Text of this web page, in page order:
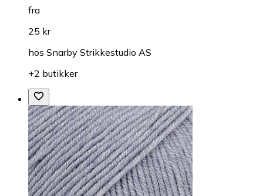
fra
25 kr
hos Snarby Strikkestudio AS
+2 butikker